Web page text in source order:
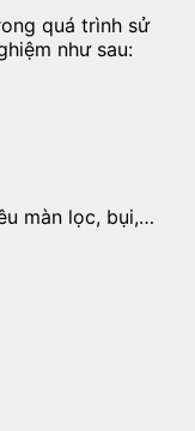
quá trình sử
như sau:
màn lọc, bụi,…